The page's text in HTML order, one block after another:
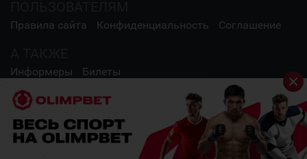
Правила сайта Конфиденциальность Соглашение
Информеры Билеты
СОЦИАЛЬНЫЕ СЕТИ